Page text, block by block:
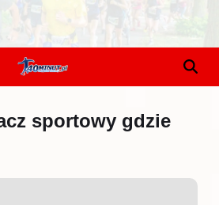
sportowy gdzie